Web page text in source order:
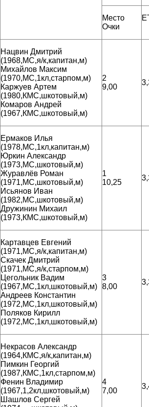
Место
Очки
Нацвин Дмитрий
(1968,МС,я/к,капитан,м)
Михайлов Максим
(1970,МС,1кл,старпом,м)
Каржуев Артем
(1980,КМС,шкотовый,м)
Комаров Андрей
(1967,КМС,шкотовый,м)
2
9,00
Ермаков Илья
(1978,МС,1кл,капитан,м)
Юркин Александр
(1973,МС,шкотовый,м)
Журавлёв Роман
(1971,МС,шкотовый,м)
Исьянов Иван
(1982,МС,шкотовый,м)
Дружинин Михаил
(1973,КМС,шкотовый,м)
1
10,25
Картавцев Евгений
(1971,МС,я/к,капитан,м)
Скачек Дмитрий
(1971,МС,я/к,старпом,м)
Цегольник Вадим
(1967,МС,1кл,шкотовый,м)
Андреев Константин
(1972,МС,1кл,шкотовый,м)
Поляков Кирилл
(1972,МС,1кл,шкотовый,м)
3
8,00
Некрасов Александр
(1964,КМС,я/к,капитан,м)
Пимкин Георгий
(1987,КМС,1кл,старпом,м)
Фенин Владимир
(1967,1,2кл,шкотовый,м)
Шашлов Сергей
4
7,00